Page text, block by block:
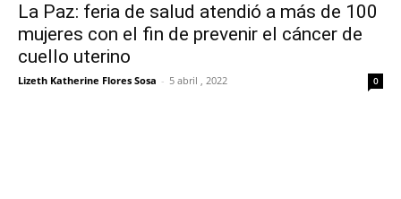
La Paz: feria de salud atendió a más de 100
mujeres con el fin de prevenir el cáncer de
cuello uterino
Lizeth Katherine Flores Sosa - 5 abril , 2022 0